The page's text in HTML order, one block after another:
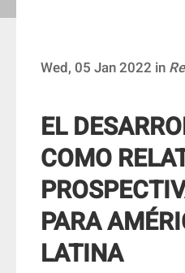
Wed, 05 Jan 2022 in
EL
COMO
PARA
LATINA